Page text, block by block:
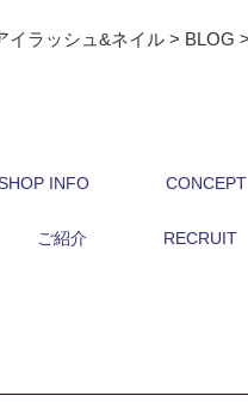
イラッシュ&ネイル > BLOG >
INFO CONCEPT
ご紹介 RECRUIT